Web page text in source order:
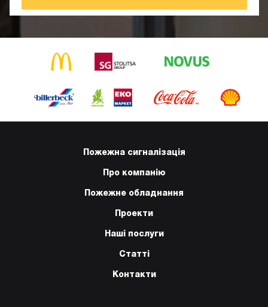
Пожежна сигналізація
Про компанію
Пожежне обладнання
Проекти
Наші послуги
Статті
Контакти